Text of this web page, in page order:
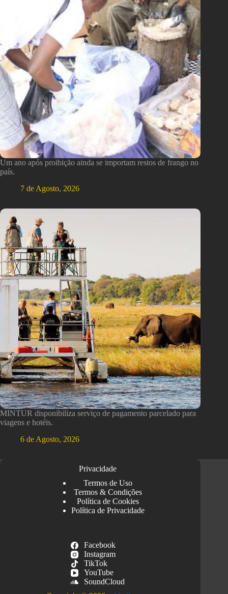
Um ano após proibição ainda se importam restos de frango no
país.
7 de Agosto, 2026
MINTUR disponibiliza serviço de pagamento parcelado para
viagens e hotéis.
6 de Agosto, 2026
Privacidade
Termos de Uso
Termos & Condições
Política de Cookies
Política de Privacidade
Facebook
Instagram
TikTok
YouTube
SoundCloud